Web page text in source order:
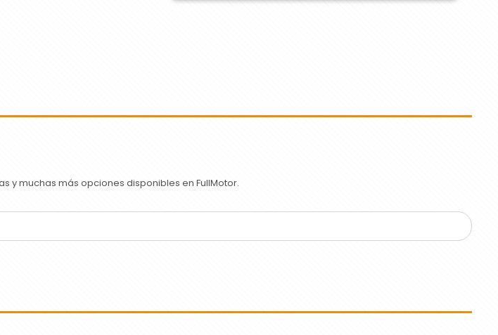
y muchas más opciones disponibles en FullMotor.